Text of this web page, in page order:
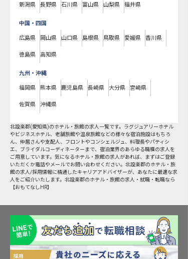
新潟県 長野県 石川県 富山県 山梨県 福井県
中国・四国
広島県 岡山県 山口県 島根県 鳥取県 愛媛県 香川県
徳島県 高知県
九州・沖縄
福岡県 熊本県 鹿児島県 長崎県 大分県 宮崎県
佐賀県 沖縄県
北設楽郡(愛知県)のホテル・旅館の求人一覧です。ラグジュアリーホテル
やビジネスホテル、老舗旅館や温泉旅館などの様々な宿泊施設はもちろ
ん、仲居さんや支配人、フロントやコンシェルジュ、料理長やパティシ
エ、ブライダルコーディネーターまで、宿泊業界のあらゆる職種の求人を
ご用意しています。気になるホテル・旅館の求人があれば、まずはご登録
いただくか電話やメールでお問い合わせください。北設楽郡のホテル・旅
館の求人/採用情報に精通したキャリアアドバイザーが、あなたに最適な求
人をご紹介いたします。北設楽郡のホテル・旅館の求人・就職・転職なら
【おもてなしHR】